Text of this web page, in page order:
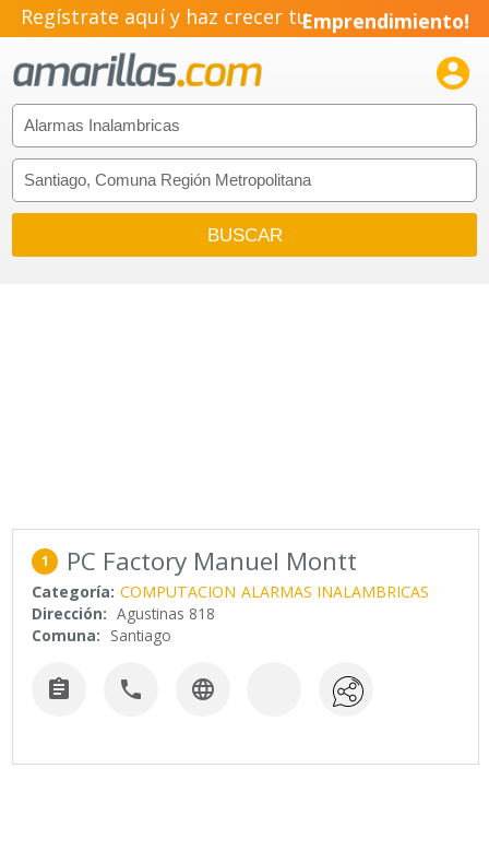
Regístrate aquí y haz crecer tu
Emprendimiento!

1 PC Factory Manuel Montt
Categoría: COMPUTACION ALARMAS INALAMBRICAS
Dirección: Agustinas 818
Comuna: Santiago
  